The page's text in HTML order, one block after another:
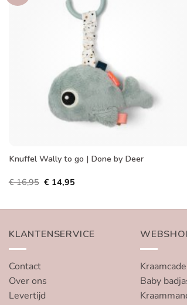
Knuffel Wally to go | Done by Deer
€16,95 Oorspronkelijke
prijs
€ 14,95
KLANTENSERVICE
Contact
Over ons
Levertijd
Baby